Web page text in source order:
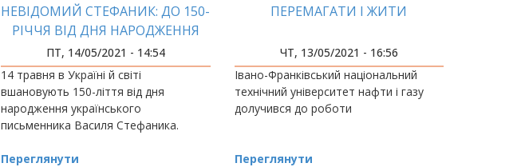
НЕВІДОМИЙ СТЕФАНИК: ДО 150-
РІЧЧЯ ВІД ДНЯ НАРОДЖЕННЯ
ПТ, 14/05/2021 - 14:54
14 травня в Україні й світі
вшановують 150-ліття від дня
народження українського
письменника Василя Стефаника.
Переглянути
ПЕРЕМАГАТИ І ЖИТИ
ЧТ, 13/05/2021 - 16:56
Івано-Франківський національний
технічний університет нафти і газу
долучився до роботи
Переглянути